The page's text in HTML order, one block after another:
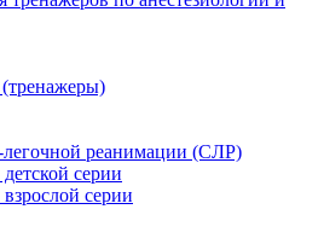
легочной реанимации (СЛР)
серии
серии